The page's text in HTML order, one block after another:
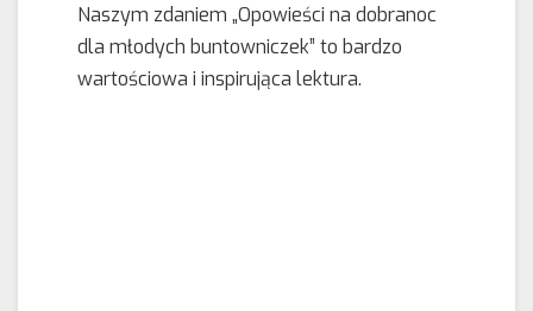
Naszym zdaniem „Opowieści na dobranoc
dla młodych buntowniczek” to bardzo
wartościowa i inspirująca lektura.